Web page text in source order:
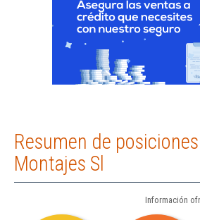
Resumen de
Montajes Sl
Información